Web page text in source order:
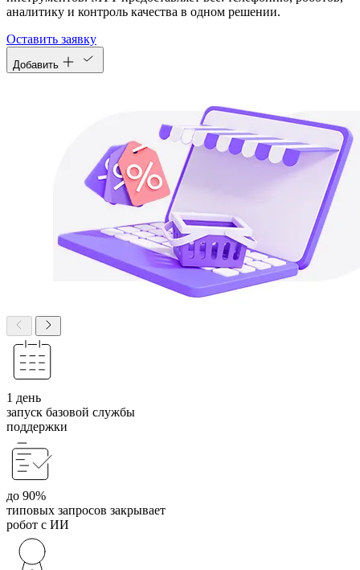
аналитику и контроль качества в одном решении.
Оставить заявку
Добавить
1 день
запуск базовой службы
поддержки
до 90%
типовых запросов закрывает
робот с ИИ